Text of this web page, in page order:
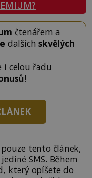
čtenářem a
dalších skvělých
i celou řadu
!
tento článek,
SMS. Během
který opíšete do